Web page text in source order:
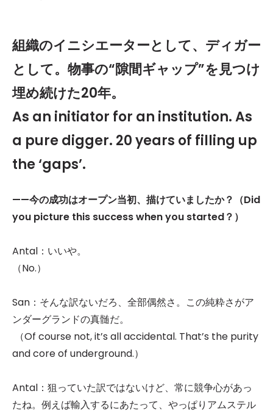
組織のイニシエーターとして、ディガー
として。 物事の“隙間ギャップ”を見つけ
埋め続けた20年。
As an initiator for an institution. As
a pure digger. 20 years of filling up
the ‘gaps’.
——今の成功はオープン当初、描けていましたか？（Did
you picture this success when you started？）
Antal：いいや。
（No.）
San：そんな訳ないだろ、全部偶然さ。この純粋さがア
ンダーグランドの真髄だ。
（Of course not, it’s all accidental. That’s the purity
and core of underground.）
Antal：狙っていた訳ではないけど、常に競争心があっ
たね。例えば輸入するにあたって、やっぱりアムステル